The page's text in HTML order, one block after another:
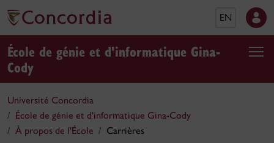
EN
École de génie et d'informatique Gina-
Cody
Université Concordia
École de génie et d'informatique Gina-Cody
À propos de l'École
Carrières